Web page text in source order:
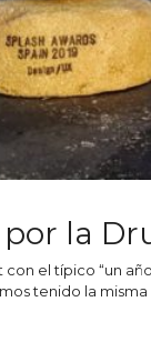
la
el típico “un
tenido la